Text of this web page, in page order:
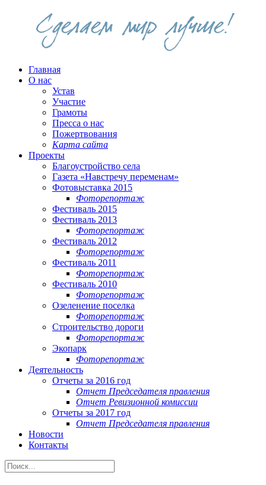
Главная
О нас
Устав
Участие
Грамоты
Пресса о нас
Пожертвования
Карта сайта
Проекты
Благоустройство села
Газета «Навстречу переменам»
Фотовыставка 2015
Фоторепортаж
Фестиваль 2015
Фестиваль 2013
Фоторепортаж
Фестиваль 2012
Фоторепортаж
Фестиваль 2011
Фоторепортаж
Фестиваль 2010
Фоторепортаж
Озеленение поселка
Фоторепортаж
Строительство дороги
Фоторепортаж
Экопарк
Фоторепортаж
Деятельность
Отчеты за 2016 год
Отчет Председателя правления
Отчет Ревизионной комиссии
Отчеты за 2017 год
Отчет Председателя правления
Новости
Контакты